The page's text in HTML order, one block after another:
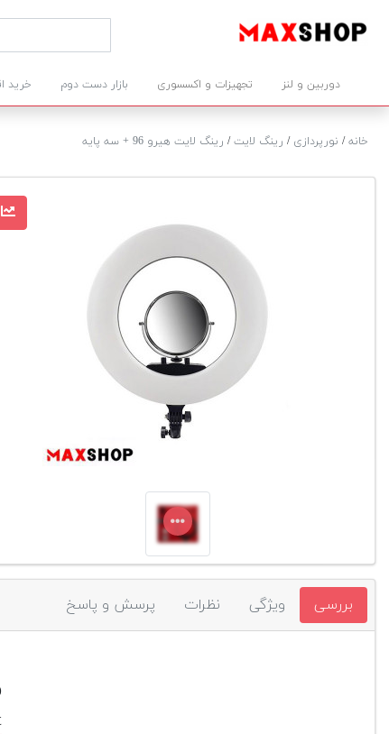
دوربین و لنز تجهیزات و اکسسوری بازار دست دوم خرید
خانه/ نورپردازی / رینگ لایت/ رینگ لایت هیرو 96 + سه پایه
بررسی ویژگی نظرات پرسش و پاسخ